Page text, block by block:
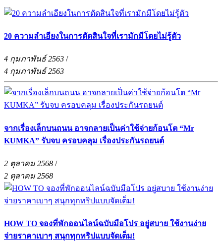
20 ความลำเอียงในการตัดสินใจที่เรามักมีโดยไม่รู้ตัว
4 กุมภาพันธ์ 2563 /
4 กุมภาพันธ์ 2563
จากเรื่องเล็กบนถนน อาจกลายเป็นค่าใช้จ่ายก้อนโต “Mr
KUMKA” รับจบ ครอบคลุม เรื่องประกันรถยนต์
2 ตุลาคม 2568 /
2 ตุลาคม 2568
HOW TO จองที่พักออนไลน์ฉบับมือโปร อยู่สบาย ใช้งานง่าย
จ่ายราคาเบาๆ สนุกทุกทริปแบบจัดเต็ม!